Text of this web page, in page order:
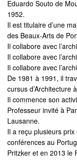
Eduardo Souto de
1952.
Il est titulaire d’une
des Beaux-Arts de
Il collabore avec
Il collabore avec
Il collabore avec
De 1981 à 1991, il
cursus d’Architecture
Il commence son
Professeur invité à
Lausanne.
Il a reçu plusieurs
conférences au
Pritzker et en 2013 le